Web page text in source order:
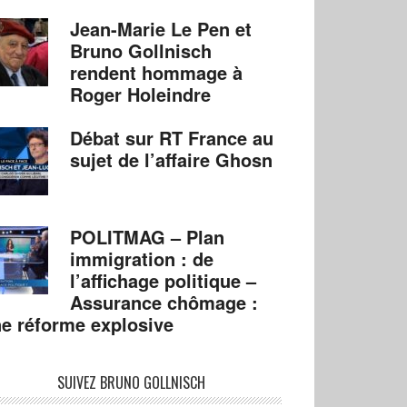
Jean-Marie Le Pen et
Bruno Gollnisch
rendent hommage à
Roger Holeindre
Débat sur RT France au
sujet de l’affaire Ghosn
POLITMAG – Plan
immigration : de
l’affichage politique –
Assurance chômage :
réforme explosive
SUIVEZ BRUNO GOLLNISCH